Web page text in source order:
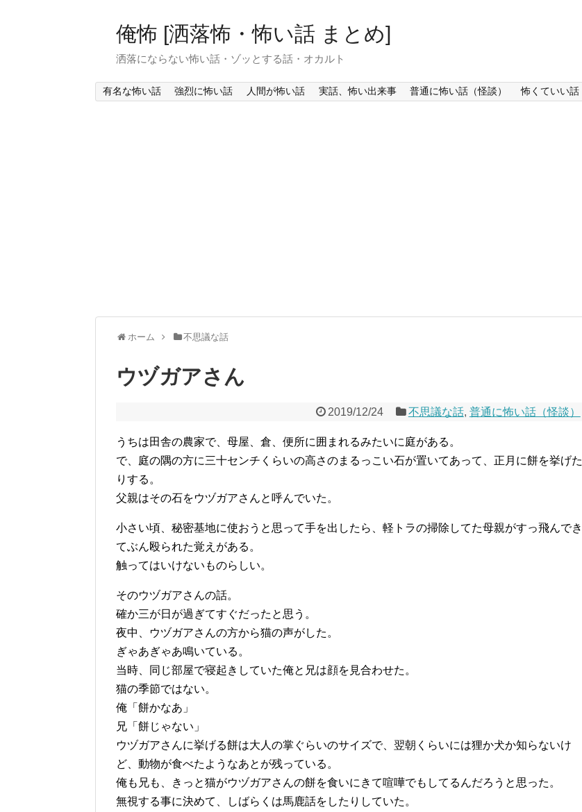
俺怖 [洒落怖・怖い話 まとめ]
洒落にならない怖い話・ゾッとする話・オカルト
有名な怖い話 強烈に怖い話 人間が怖い話 実話、怖い出来事 普通に怖い話（怪談） 怖くていい話
ホーム 不思議な話
ウヅガアさん
2019/12/24 不思議な話, 普通に怖い話（怪談）
うちは田舎の農家で、母屋、倉、便所に囲まれるみたいに庭がある。
で、庭の隅の方に三十センチくらいの高さのまるっこい石が置いてあって、正月に餅を挙げた
りする。
父親はその石をウヅガアさんと呼んでいた。
小さい頃、秘密基地に使おうと思って手を出したら、軽トラの掃除してた母親がすっ飛んでき
てぶん殴られた覚えがある。
触ってはいけないものらしい。
そのウヅガアさんの話。
確か三が日が過ぎてすぐだったと思う。
夜中、ウヅガアさんの方から猫の声がした。
ぎゃあぎゃあ鳴いている。
当時、同じ部屋で寝起きしていた俺と兄は顔を見合わせた。
猫の季節ではない。
俺「餅かなあ」
兄「餅じゃない」
ウヅガアさんに挙げる餅は大人の掌ぐらいのサイズで、翌朝くらいには狸か犬か知らないけ
ど、動物が食べたようなあとが残っている。
俺も兄も、きっと猫がウヅガアさんの餅を食いにきて喧嘩でもしてるんだろうと思った。
無視する事に決めて、しばらくは馬鹿話をしたりしていた。